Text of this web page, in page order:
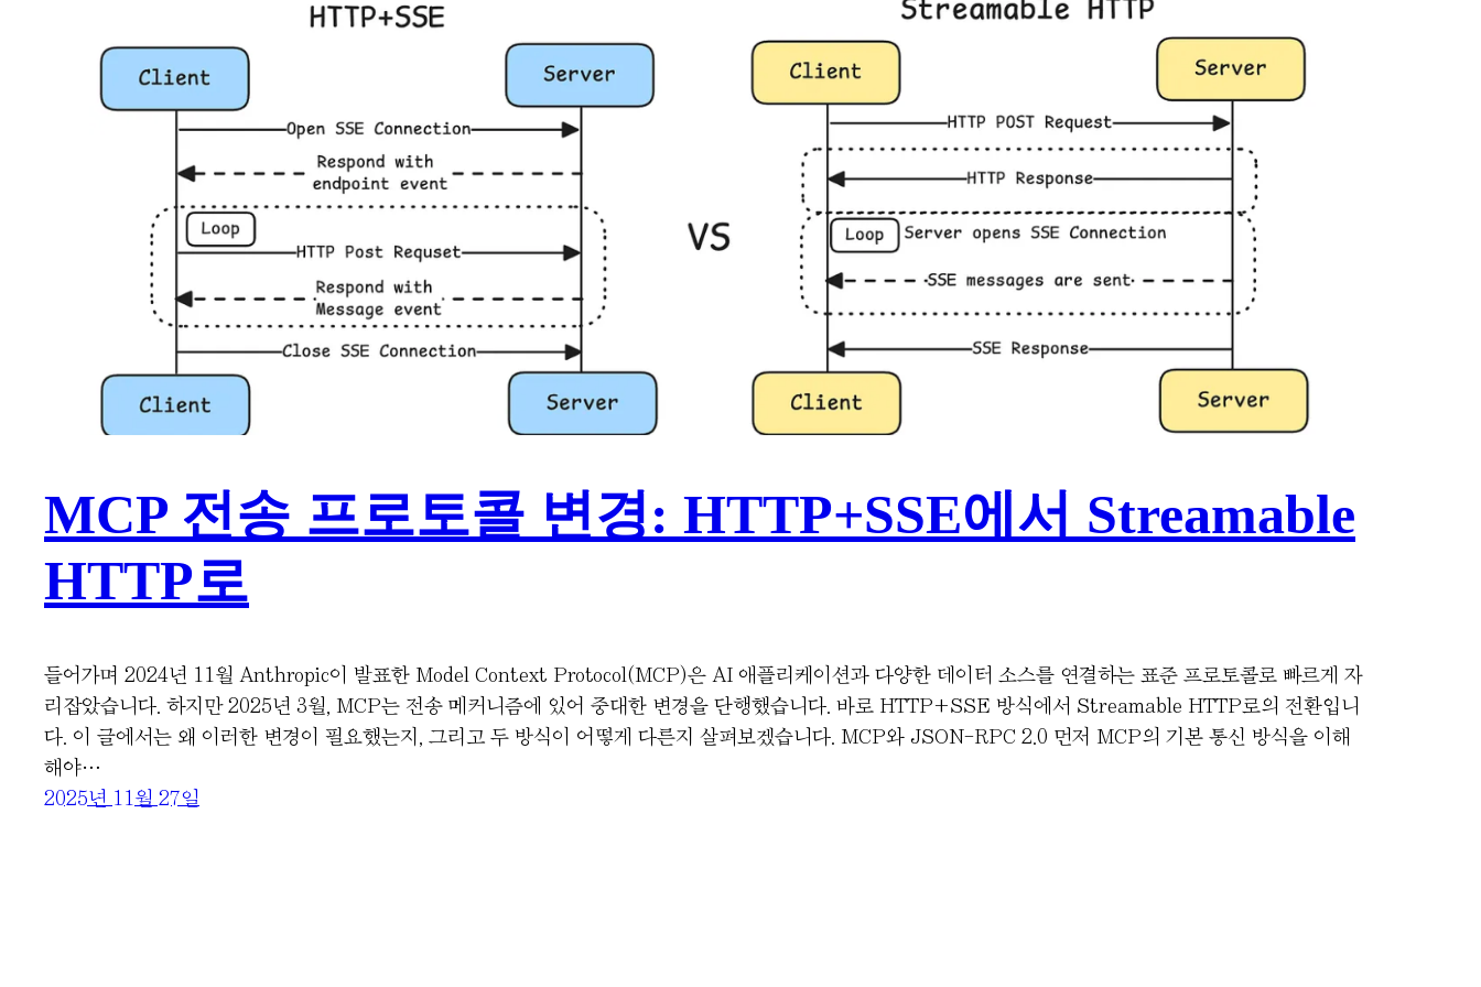
MCP 전송 프로토콜 변경: HTTP+SSE에서 Streamable
HTTP로
들어가며 2024년 11월 Anthropic이 발표한 Model Context Protocol(MCP)은 AI 애플리케이션과 다양한 데이터 소스를 연결하는 표준 프로토콜로 빠르게 자
리잡았습니다. 하지만 2025년 3월, MCP는 전송 메커니즘에 있어 중대한 변경을 단행했습니다. 바로 HTTP+SSE 방식에서 Streamable HTTP로의 전환입니
다. 이 글에서는 왜 이러한 변경이 필요했는지, 그리고 두 방식이 어떻게 다른지 살펴보겠습니다. MCP와 JSON-RPC 2.0 먼저 MCP의 기본 통신 방식을 이해
해야…
2025년 11월 27일